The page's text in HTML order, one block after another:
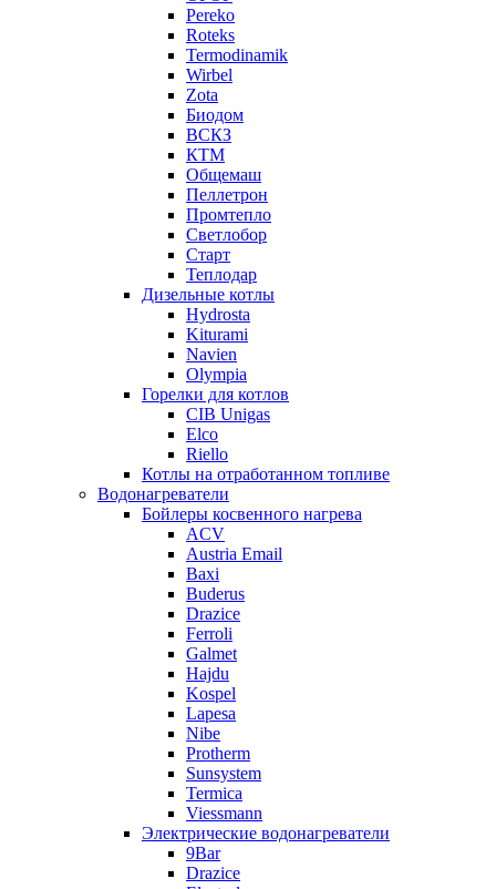
Pereko
Roteks
Termodinamik
Wirbel
Zota
Биодом
ВСКЗ
КТМ
Общемаш
Пеллетрон
Промтепло
Светлобор
Старт
Теплодар
Дизельные котлы
Hydrosta
Kiturami
Navien
Olympia
Горелки для котлов
CIB Unigas
Elco
Riello
Котлы на отработанном топливе
Водонагреватели
Бойлеры косвенного нагрева
ACV
Austria Email
Baxi
Buderus
Drazice
Ferroli
Galmet
Hajdu
Kospel
Lapesa
Nibe
Protherm
Sunsystem
Termica
Viessmann
Электрические водонагреватели
9Bar
Drazice